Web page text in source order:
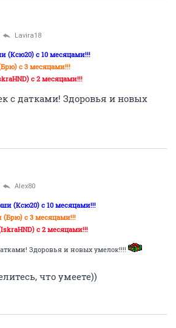
Lavira18
(Ксю20) с 10 месяцами!!!
с 3 месяцами!!!
с 2 месяцами!!!
с датками! Здоровья и новых
Alex80
(Ксю20) с 10 месяцами!!!
с 3 месяцами!!!
с 2 месяцами!!!
Здоровья и новых умелок!!!!
что умеете))